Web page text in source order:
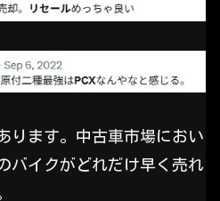
ります。中古車市場におい
バイクがどれだけ早く売れ